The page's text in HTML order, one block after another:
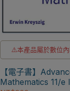
⚠️本產品屬於數位
⚠️本產品為台灣優惠
⚠️電子書產品僅限台
【電子書】
Mathematics 11/e